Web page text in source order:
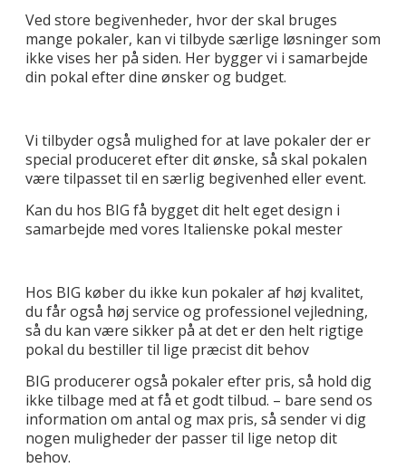
Ved store begivenheder, hvor der skal bruges
mange pokaler, kan vi tilbyde særlige løsninger som
ikke vises her på siden. Her bygger vi i samarbejde
din pokal efter dine ønsker og budget.
Vi tilbyder også mulighed for at lave pokaler der er
special produceret efter dit ønske, så skal pokalen
være tilpasset til en særlig begivenhed eller event.
Kan du hos BIG få bygget dit helt eget design i
samarbejde med vores Italienske pokal mester
Hos BIG køber du ikke kun pokaler af høj kvalitet,
du får også høj service og professionel vejledning,
så du kan være sikker på at det er den helt rigtige
pokal du bestiller til lige præcist dit behov
BIG producerer også pokaler efter pris, så hold dig
ikke tilbage med at få et godt tilbud. – bare send os
information om antal og max pris, så sender vi dig
nogen muligheder der passer til lige netop dit
behov.